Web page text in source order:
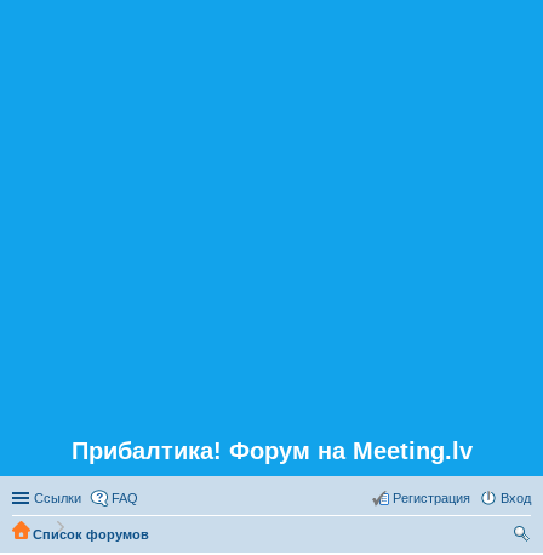
Прибалтика! Форум на Meeting.lv
Ссылки FAQ Вход
Регистрация
Список форумов